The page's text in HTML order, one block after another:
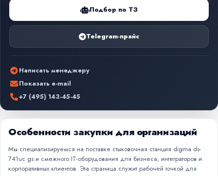
Подбор по ТЗ
Telegram-прайс
Написать менеджеру
Показать e-mail
+7 (495) 143-45-45
Особенности закупки для организаций
Мы специализируемся на поставке стыковочная станция digma ds-
741uc gs и смежного IT-оборудования для бизнеса, интеграторов и
корпоративных клиентов. Эта страница служит рабочей точкой для